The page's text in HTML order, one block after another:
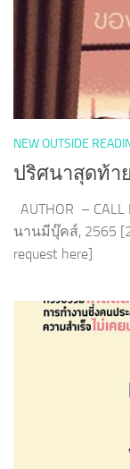
NEW OUTSIDE
ปริศนาสุดท้า
AUTHOR –
นานมีบุ๊คส์, 2565
request here]